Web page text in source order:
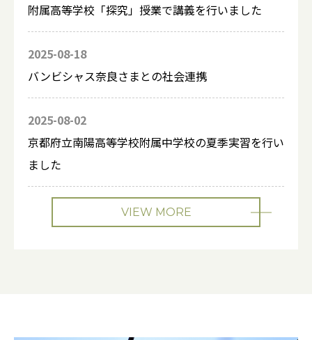
附属高等学校「探究」授業で講義を行いました
2025-08-18
バンビシャス奈良さまとの社会連携
2025-08-02
京都府立南陽高等学校附属中学校の夏季実習を行い
ました
VIEW MORE